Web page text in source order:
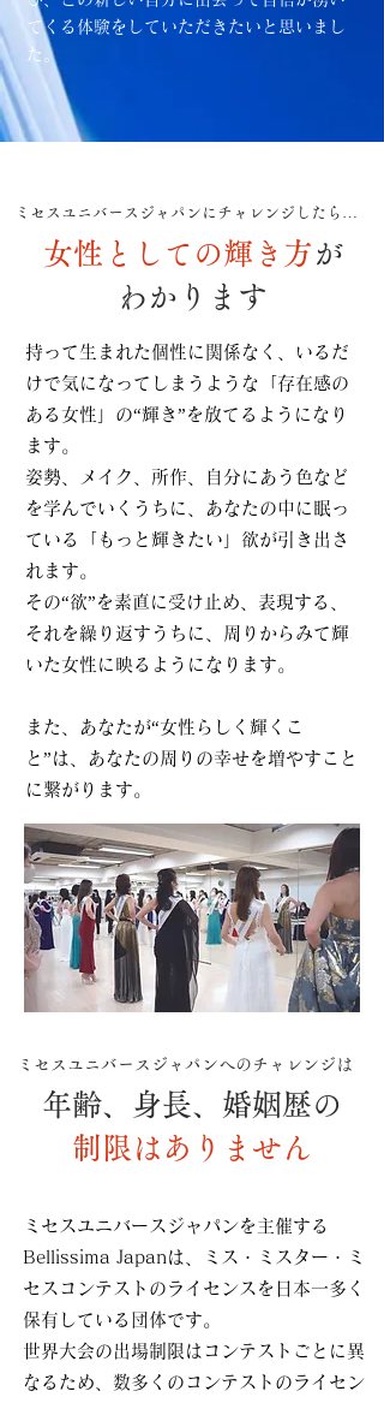
てくる体験をしていただきたいと思いまし
た。
ミセスユニバースジャパンにチャレンジしたら…
女性としての輝き方 が
わかります
持って生まれた個性に関係なく、いるだ
けで気になってしまうような「存在感の
ある女性」の“輝き”を放てるようになり
ます。
姿勢、メイク、所作、自分にあう色など
を学んでいくうちに、あなたの中に眠っ
ている「もっと輝きたい」欲が引き出さ
れます。
その“欲”を素直に受け止め、表現する、
それを繰り返すうちに、周りからみて輝
いた女性に映るようになります。
また、あなたが“女性らしく輝くこ
と”は、あなたの周りの幸せを増やすこと
に繋がります。
ミセスユニバースジャパンへのチャレンジは
年齢、身長、婚姻歴の
制限はありません
ミセスユニバースジャパンを主催する
Bellissima Japanは、ミス・ミスター・ミ
セスコンテストのライセンスを日本一多く
保有している団体です。
世界大会の出場制限はコンテストごとに異
なるため、数多くのコンテストのライセン